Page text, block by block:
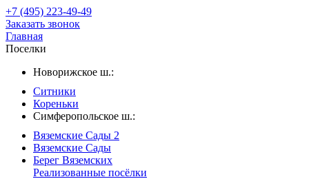
+7 (495) 223-49-49
Заказать звонок
Главная
Поселки
Новорижское ш.:
Ситники
Кореньки
Симферопольское ш.:
Вяземские Сады 2
Вяземские Сады
Берег Вяземскиx
Реализованные посёлки